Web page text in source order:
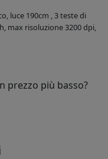
luce 190cm , 3 teste di
max risoluzione 3200 dpi,
prezzo più basso?